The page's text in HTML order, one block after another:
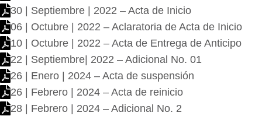
30 | Septiembre | 2022 – Acta de Inicio
06 | Octubre | 2022 – Aclaratoria de Acta de Inicio
10 | Octubre | 2022 – Acta de Entrega de Anticipo
22 | Septiembre| 2022 – Adicional No. 01
26 | Enero | 2024 – Acta de suspensión
26 | Febrero | 2024 – Acta de reinicio
28 | Febrero | 2024 – Adicional No. 2